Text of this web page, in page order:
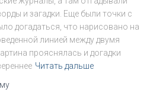
и загадки. Еще были точки с
догадаться, что нарисовано на
линией между двумя
прояснялась и догадки
Читать дальше